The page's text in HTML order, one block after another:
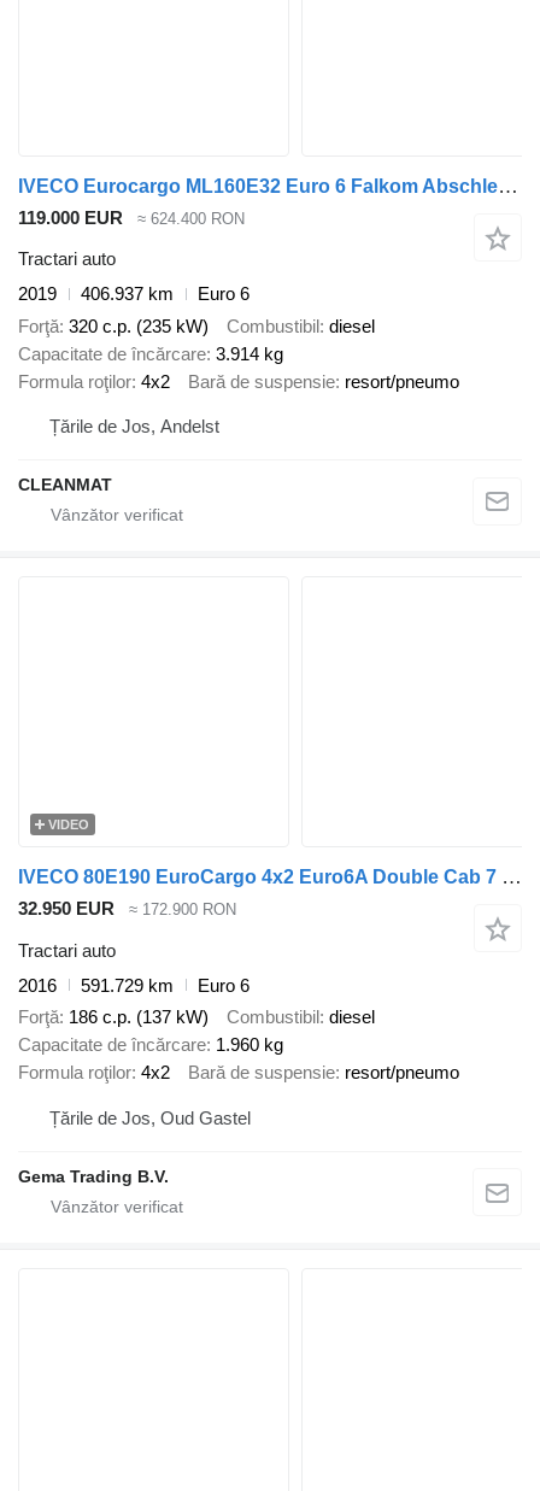
IVECO Eurocargo ML160E32 Euro 6 Falkom Abschlepp + Palfinger 19 Tonmet
119.000 EUR ≈ 624.400 RON
Tractari auto
2019
406.937 km
Euro 6
Forţă 320 c.p. (235 kW) Combustibil diesel
Capacitate de încărcare 3.914 kg
Formula roţilor 4x2 Bară de suspensie resort/pneumo
Țările de Jos, Andelst
CLEANMAT
VIDEO
IVECO 80E190 EuroCargo 4x2 Euro6A Double Cab 7 pers. - Falkom FAW2000
32.950 EUR ≈ 172.900 RON
Tractari auto
2016
591.729 km
Euro 6
Forţă 186 c.p. (137 kW) Combustibil diesel
Capacitate de încărcare 1.960 kg
Formula roţilor 4x2 Bară de suspensie resort/pneumo
Țările de Jos, Oud Gastel
Gema Trading B.V.